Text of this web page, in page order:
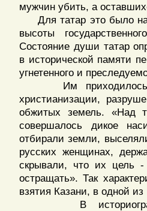
мужчин убить, а
Для татар это было
высоты
Состояние души татар
в исторической памяти
угнетенного и
Им приходилось
христианизации,
обжитых земель. «Над
совершалось дикое
отбирали земли,
русских женщинах,
скрывали, что их цель -
остращать». Так
взятия Казани, в одной
В историографии